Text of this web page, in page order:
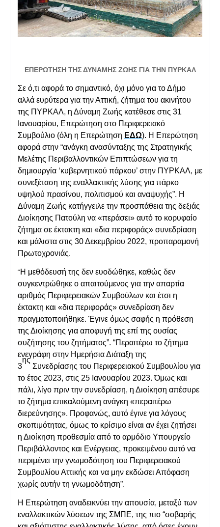
ΕΠΕΡΩΤΗΣΗ ΤΗΣ ΔΥΝΑΜΗΣ ΖΩΗΣ ΓΙΑ ΤΗΝ ΠΥΡΚΑΛ
Σε ό,τι αφορά το σημαντικό, όχι μόνο για το Δήμο
αλλά ευρύτερα για την Αττική, ζήτημα του ακινήτου
της ΠΥΡΚΑΛ, η Δύναμη Ζωής κατέθεσε στις 31
Ιανουαρίου, Επερώτηση στο Περιφερειακό
Συμβούλιο (όλη η Επερώτηση ΕΔΩ). Η Επερώτηση
αφορά στην “ανάγκη ανασύνταξης της Στρατηγικής
Μελέτης Περιβαλλοντικών Επιπτώσεων για τη
δημιουργία ‘κυβερνητικού πάρκου’ στην ΠΥΡΚΑΛ, με
συνεξέταση της εναλλακτικής λύσης για πάρκο
υψηλού πρασίνου, πολιτισμού και αναψυχής”. Η
Δύναμη Ζωής κατήγγειλε την προσπάθεια της δεξιάς
Διοίκησης Πατούλη να «περάσει» αυτό το κορυφαίο
ζήτημα σε έκτακτη και «δια περιφοράς» συνεδρίαση
και μάλιστα στις 30 Δεκεμβρίου 2022, προπαραμονή
Πρωτοχρονιάς.
“Η μεθόδευσή της δεν ευοδώθηκε, καθώς δεν
συγκεντρώθηκε ο απαιτούμενος για την απαρτία
αριθμός Περιφερειακών Συμβούλων και έτσι η
έκτακτη και «δια περιφοράς» συνεδρίαση δεν
πραγματοποιήθηκε. Έγινε όμως σαφής η πρόθεση
της Διοίκησης για αποφυγή της επί της ουσίας
συζήτησης του ζητήματος”. “Περαιτέρω το ζήτημα
ενεγράφη στην Ημερήσια Διάταξη της
3
ης
Συνεδρίασης του Περιφερειακού Συμβουλίου για
το έτος 2023, στις 25 Ιανουαρίου 2023. Όμως και
πάλι, λίγο πριν την συνεδρίαση, η Διοίκηση απέσυρε
το ζήτημα επικαλούμενη ανάγκη «περαιτέρω
διερεύνησης». Προφανώς, αυτό έγινε για λόγους
σκοπιμότητας, όμως το κρίσιμο είναι αν έχει ζητήσει
η Διοίκηση προθεσμία από το αρμόδιο Υπουργείο
Περιβάλλοντος και Ενέργειας, προκειμένου αυτό να
περιμένει την γνωμοδότηση του Περιφερειακού
Συμβουλίου Αττικής και να μην εκδώσει Απόφαση
χωρίς αυτήν τη γνωμοδότηση”.
Η Επερώτηση αναδεικνύει την απουσία, μεταξύ των
εναλλακτικών λύσεων της ΣΜΠΕ, της πιο “σοβαρής